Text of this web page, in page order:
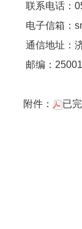
联系电话：
电子信箱：
通信地址：
邮编：
附件： 已